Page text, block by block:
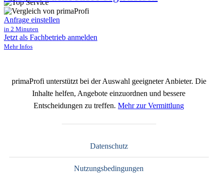
Anfrage einstellen
in 2 Minuten
Jetzt als Fachbetrieb anmelden
Mehr Infos
primaProfi unterstützt bei der Auswahl geeigneter Anbieter. Die
Inhalte helfen, Angebote einzuordnen und bessere
Entscheidungen zu treffen.Mehr zur Vermittlung
Datenschutz
Nutzungsbedingungen